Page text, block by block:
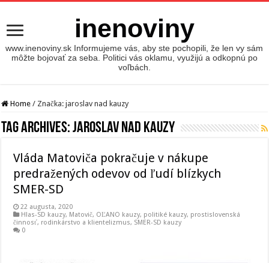
inenoviny
www.inenoviny.sk Informujeme vás, aby ste pochopili, že len vy sám
môžte bojovať za seba. Politici vás oklamu, využijú a odkopnú po
voľbách.
Home / Značka:jaroslav nad kauzy
Tag Archives:jaroslav nad kauzy
Vláda Matoviča pokračuje v nákupe
predražených odevov od ľudí blízkych
SMER-SD
22 augusta, 2020
Hlas-SD kauzy, Matovič, OĽANO kauzy, politiké kauzy, prostislovenská
činnosť, rodinkárstvo a klientelizmus, SMER-SD kauzy
0